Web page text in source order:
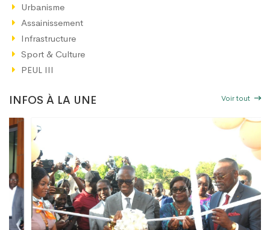
Urbanisme
Assainissement
Infrastructure
Sport & Culture
PEUL III
INFOS À LA UNE Voir tout